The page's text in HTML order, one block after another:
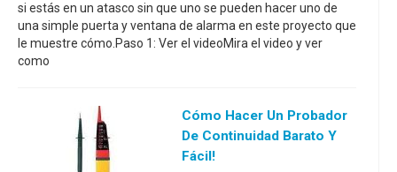
si estás en un atasco sin que uno se pueden hacer uno de
una simple puerta y ventana de alarma en este proyecto que
le muestre cómo.Paso 1: Ver el videoMira el video y ver
como
Cómo Hacer Un Probador
De Continuidad Barato Y
Fácil!